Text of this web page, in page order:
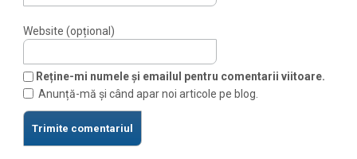
Website (opțional)
Reține-mi numele și emailul pentru comentarii viitoare.
Anunță-mă și când apar noi articole pe blog.